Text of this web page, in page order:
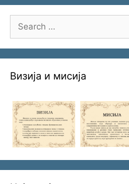
for:
Визија и мисија